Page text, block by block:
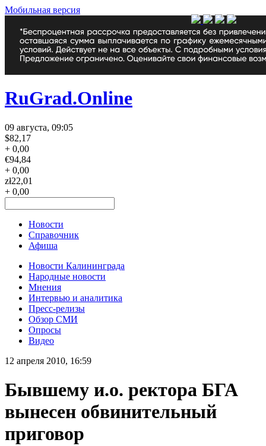
Мобильная версия
RuGrad.Online
09 августа, 09:05
$82,17
+ 0,00
€94,84
+ 0,00
zł22,01
+ 0,00
Новости
Справочник
Афиша
Новости Калининграда
Народные новости
Мнения
Интервью и аналитика
Пресс-релизы
Обзор СМИ
Опросы
Видео
12 апреля 2010, 16:59
Бывшему и.о. ректора БГА
вынесен обвинительный
приговор